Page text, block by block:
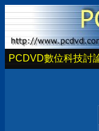
PCDVD數位科技討